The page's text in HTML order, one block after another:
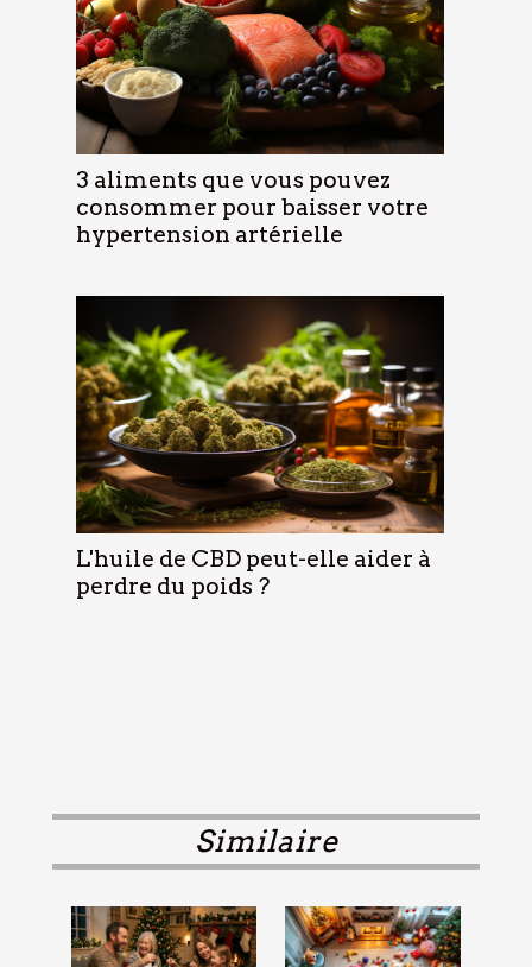
3 aliments que vous pouvez
consommer pour baisser votre
hypertension artérielle
L'huile de CBD peut-elle aider à
perdre du poids ?
Similaire